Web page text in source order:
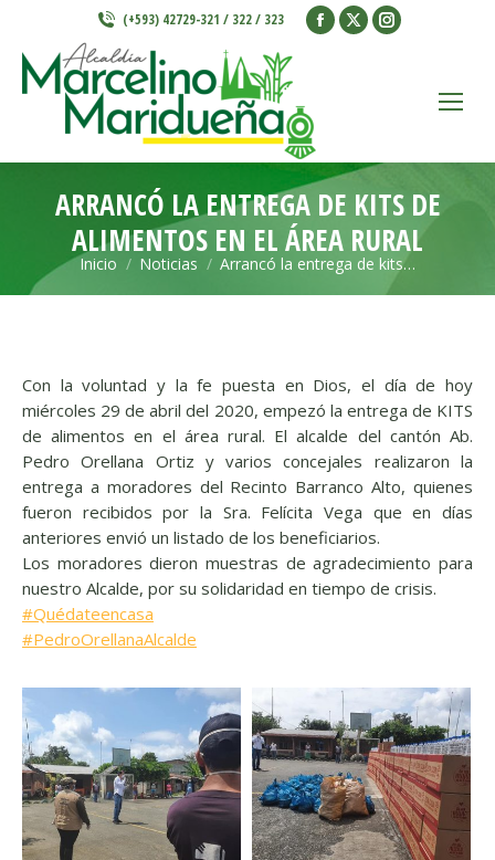
(+593) 42729-321 / 322 / 323
Facebook
window
X
window
Instagram
window
ARRANCÓ LA ENTREGA DE KITS DE
ALIMENTOS EN EL ÁREA RURAL
Estás aquí:
Inicio Noticias Arrancó la entrega de kits…
Con la voluntad y la fe puesta en Dios, el día de hoy
miércoles 29 de abril del 2020, empezó la entrega de KITS
de alimentos en el área rural. El alcalde del cantón Ab.
Pedro Orellana Ortiz y varios concejales realizaron la
entrega a moradores del Recinto Barranco Alto, quienes
fueron recibidos por la Sra. Felícita Vega que en días
anteriores envió un listado de los beneficiarios.
Los moradores dieron muestras de agradecimiento para
nuestro Alcalde, por su solidaridad en tiempo de crisis.
#Quédateencasa
#PedroOrellanaAlcalde